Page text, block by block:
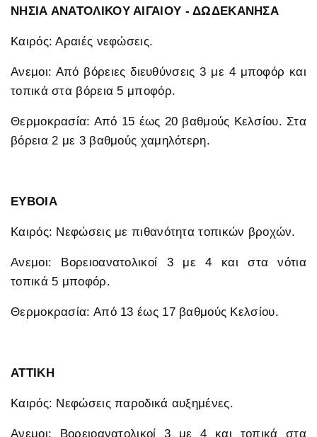
ΝΗΣΙΑ ΑΝΑΤΟΛΙΚΟΥ ΑΙΓΑΙΟΥ - ΔΩΔΕΚΑΝΗΣΑ
Καιρός: Αραιές νεφώσεις.
Ανεμοι: Από βόρειες διευθύνσεις 3 με 4 μποφόρ και
τοπικά στα βόρεια 5 μποφόρ.
Θερμοκρασία: Από 15 έως 20 βαθμούς Κελσίου. Στα
βόρεια 2 με 3 βαθμούς χαμηλότερη.
ΕΥΒΟΙΑ
Καιρός: Νεφώσεις με πιθανότητα τοπικών βροχών.
Ανεμοι: Βορειοανατολικοί 3 με 4 και στα νότια
τοπικά 5 μποφόρ.
Θερμοκρασία: Από 13 έως 17 βαθμούς Κελσίου.
ΑΤΤΙΚΗ
Καιρός: Νεφώσεις παροδικά αυξημένες.
Ανεμοι: Βορειοανατολικοί 3 με 4 και τοπικά στα